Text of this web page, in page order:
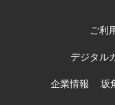
ご利
デジタル
企業情報 坂